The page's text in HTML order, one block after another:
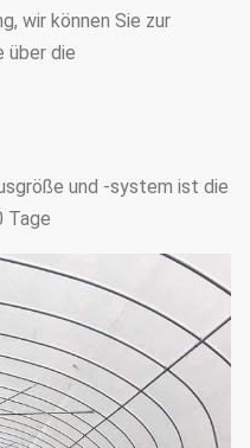
wir können Sie zur
über die
und -system ist die
Tage